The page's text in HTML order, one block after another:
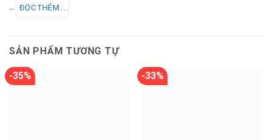
... ĐỌC THÊM...
SẢN PHẨM TƯƠNG TỰ
-35% -33%